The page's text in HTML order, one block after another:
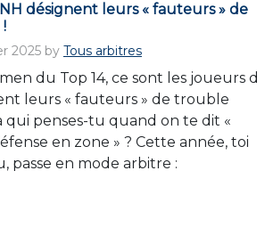
désignent leurs « fauteurs » de
2025by Tous arbitres
du Top 14, ce sont les joueurs
leurs « fauteurs » de trouble
qui penses-tu quand on te dit «
en zone » ? Cette année, toi
passe en mode arbitre :